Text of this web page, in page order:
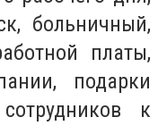
больничный,
платы,
подарки
к